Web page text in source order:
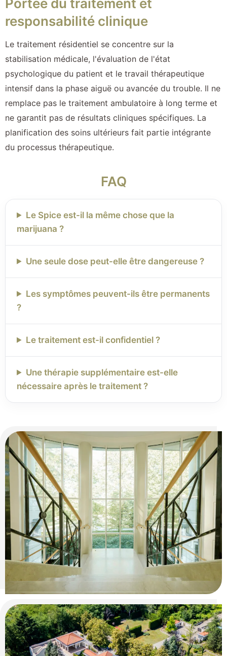
Portée du traitement et
responsabilité clinique
Le traitement résidentiel se concentre sur la
stabilisation médicale, l'évaluation de l'état
psychologique du patient et le travail thérapeutique
intensif dans la phase aiguë ou avancée du trouble. Il ne
remplace pas le traitement ambulatoire à long terme et
ne garantit pas de résultats cliniques spécifiques. La
planification des soins ultérieurs fait partie intégrante
du processus thérapeutique.
FAQ
Le Spice est-il la même chose que la
marijuana ?
Une seule dose peut-elle être dangereuse ?
Les symptômes peuvent-ils être permanents
?
Le traitement est-il confidentiel ?
Une thérapie supplémentaire est-elle
nécessaire après le traitement ?